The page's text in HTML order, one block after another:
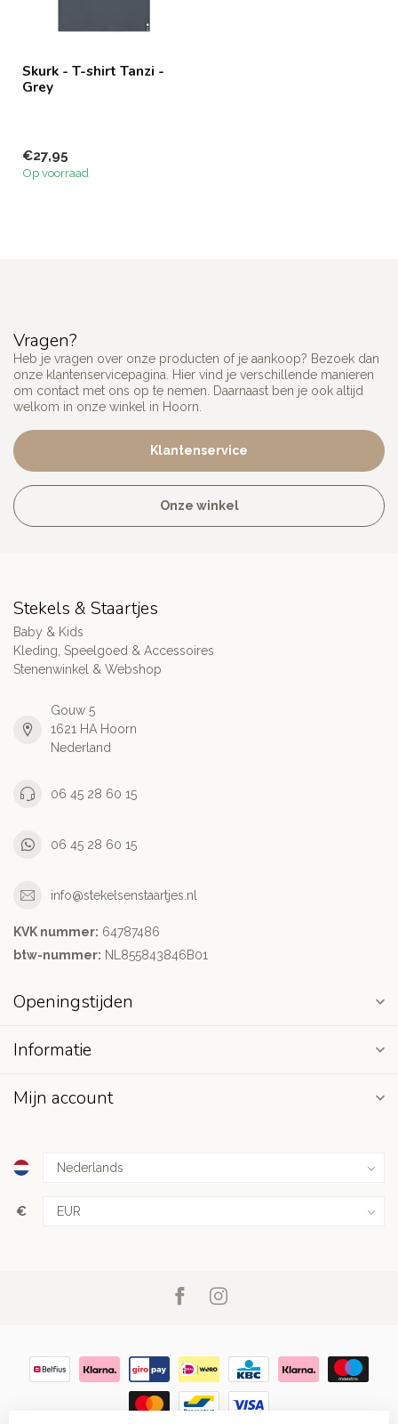
Skurk - T-shirt Tanzi -
Grey
€27,95
Op voorraad
Vragen?
Heb je vragen over onze producten of je aankoop? Bezoek dan
onze klantenservicepagina. Hier vind je verschillende manieren
om contact met ons op te nemen. Daarnaast ben je ook altijd
welkom in onze winkel in Hoorn.
Klantenservice
Onze winkel
Stekels & Staartjes
Baby & Kids
Kleding, Speelgoed & Accessoires
Stenenwinkel & Webshop
Gouw 5
1621 HA Hoorn
Nederland
06 45 28 60 15
06 45 28 60 15
info@stekelsenstaartjes.nl
KVK nummer: 64787486
btw-nummer: NL855843846B01
Openingstijden
Informatie
Mijn account
€